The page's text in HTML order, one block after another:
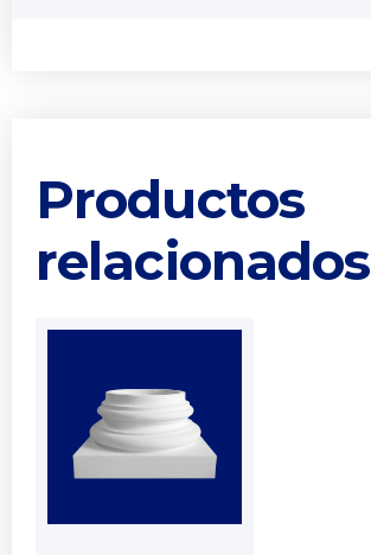
Productos
relacionados